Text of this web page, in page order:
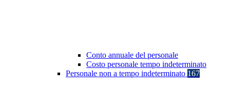
Conto annuale del personale
Costo personale tempo indeterminato
Personale non a tempo indeterminato 167